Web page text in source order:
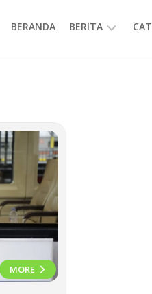
BERANDA BERITA
MORE